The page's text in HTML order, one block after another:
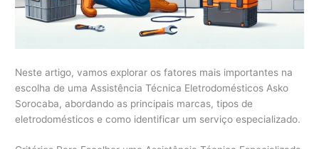
Neste artigo, vamos explorar os fatores mais importantes na
escolha de uma Assistência Técnica Eletrodomésticos Asko
Sorocaba, abordando as principais marcas, tipos de
eletrodomésticos e como identificar um serviço especializado.